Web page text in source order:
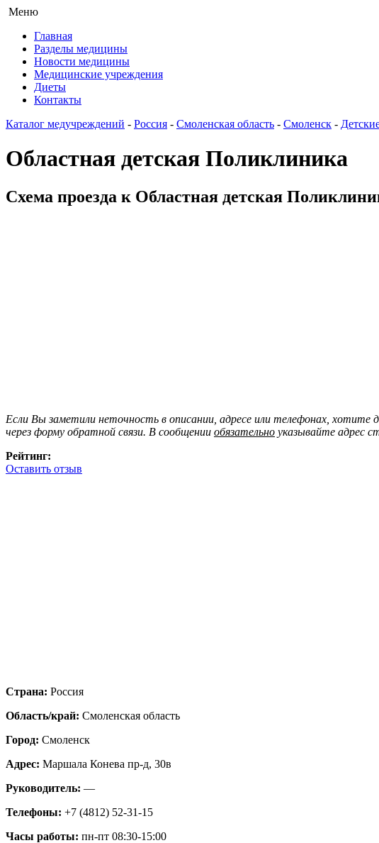
Меню
Главная
Разделы медицины
Новости медицины
Медицинские учреждения
Диеты
Контакты
Каталог медучреждений - Россия - Смоленская область - Смоленск -
Областная детская Поликлиника
Схема проезда к Областная детская
Если Вы заметили неточность в описании, адресе или телефонах,
через форму обратной связи. В сообщении обязательно указывайте адрес
Рейтинг:
Оставить отзыв
Страна: Россия
Область/край: Смоленская область
Город: Смоленск
Адрес: Маршала Конева пр-д, 30в
Руководитель: —
Телефоны: +7 (4812) 52-31-15
Часы работы: пн-пт 08:30-15:00